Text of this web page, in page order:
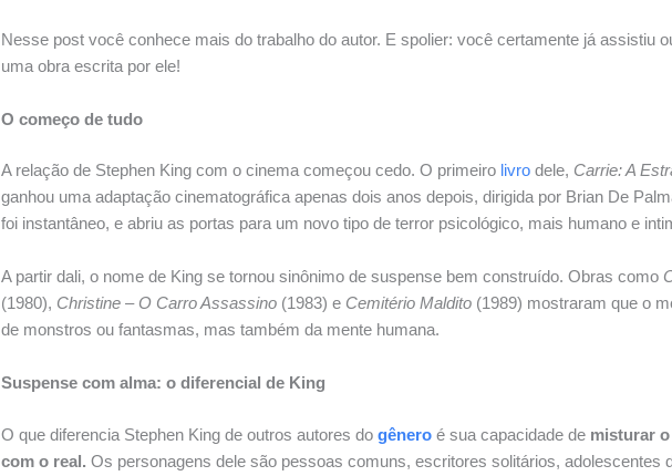
Nesse post você conhece mais do trabalho do autor. E spolier: você certamente já assistiu
uma obra escrita por ele!
O começo de tudo
A relação de Stephen King com o cinema começou cedo. O primeiro livro dele, Carrie: A
ganhou uma adaptação cinematográfica apenas dois anos depois, dirigida por Brian De
foi instantâneo, e abriu as portas para um novo tipo de terror psicológico, mais humano e
A partir dali, o nome de King se tornou sinônimo de suspense bem construído. Obras como
(1980), Christine – O Carro Assassino (1983) e Cemitério Maldito (1989) mostraram que o
de monstros ou fantasmas, mas também da mente humana.
Suspense com alma: o diferencial de King
O que diferencia Stephen King de outros autores do gênero é sua capacidade de misturar
com o real. Os personagens dele são pessoas comuns, escritores solitários, adolescentes